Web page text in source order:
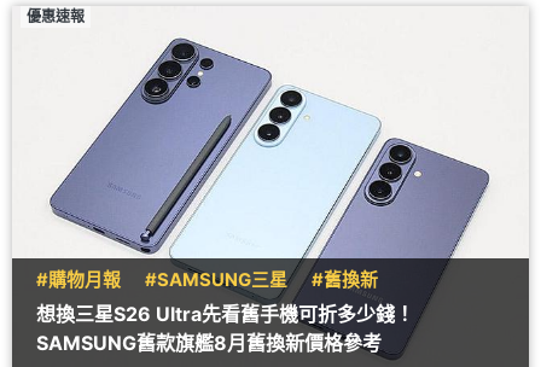
優惠速報
#購物月報 #SAMSUNG三星 #舊換新
想換三星S26 Ultra先看舊手機可折多少錢！
SAMSUNG舊款旗艦8月舊換新價格參考